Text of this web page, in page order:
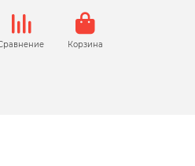
Корзина